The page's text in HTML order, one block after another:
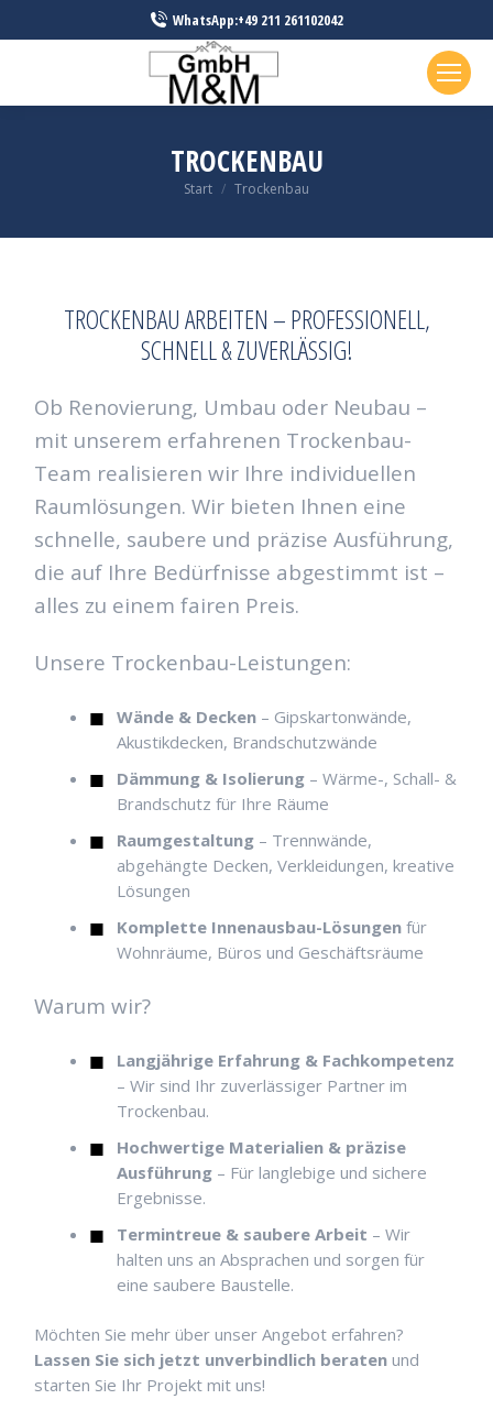
WhatsApp:+49 211 261102042
TROCKENBAU
Sie befinden sich hier:
Start Trockenbau
TROCKENBAU ARBEITEN – PROFESSIONELL,
SCHNELL & ZUVERLÄSSIG!
Ob Renovierung, Umbau oder Neubau –
mit unserem erfahrenen Trockenbau-
Team realisieren wir Ihre individuellen
Raumlösungen. Wir bieten Ihnen eine
schnelle, saubere und präzise Ausführung,
die auf Ihre Bedürfnisse abgestimmt ist –
alles zu einem fairen Preis.
Unsere Trockenbau-Leistungen:
Wände & Decken – Gipskartonwände,
Akustikdecken, Brandschutzwände
Dämmung & Isolierung – Wärme-, Schall- &
Brandschutz für Ihre Räume
Raumgestaltung – Trennwände,
abgehängte Decken, Verkleidungen, kreative
Lösungen
Komplette Innenausbau-Lösungen für
Wohnräume, Büros und Geschäftsräume
Warum wir?
Langjährige Erfahrung & Fachkompetenz
– Wir sind Ihr zuverlässiger Partner im
Trockenbau.
Hochwertige Materialien & präzise
Ausführung – Für langlebige und sichere
Ergebnisse.
Termintreue & saubere Arbeit – Wir
halten uns an Absprachen und sorgen für
eine saubere Baustelle.
Möchten Sie mehr über unser Angebot erfahren?
Lassen Sie sich jetzt unverbindlich beraten und
starten Sie Ihr Projekt mit uns!